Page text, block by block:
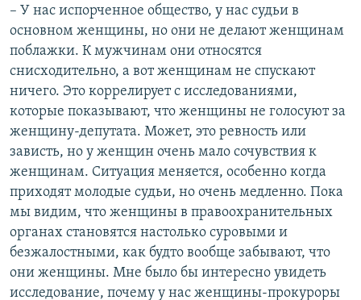
– У нас испорченное общество, у нас судьи в
основном женщины, но они не делают женщинам
поблажки. К мужчинам они относятся
снисходительно, а вот женщинам не спускают
ничего. Это коррелирует с исследованиями,
которые показывают, что женщины не голосуют за
женщину-депутата. Может, это ревность или
зависть, но у женщин очень мало сочувствия к
женщинам. Ситуация меняется, особенно когда
приходят молодые судьи, но очень медленно. Пока
мы видим, что женщины в правоохранительных
органах становятся настолько суровыми и
безжалостными, как будто вообще забывают, что
они женщины. Мне было бы интересно увидеть
исследование, почему у нас женщины-прокуроры